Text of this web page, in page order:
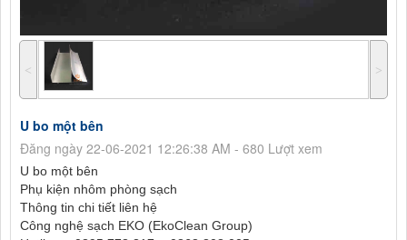
˂ ˃
U bo một bên
Đăng ngày 22-06-2021 12:26:38 AM - 680 Lượt xem
U bo một bên
Phụ kiện nhôm phòng sạch
Thông tin chi tiết liên hệ
Công nghệ sạch EKO (EkoClean Group)